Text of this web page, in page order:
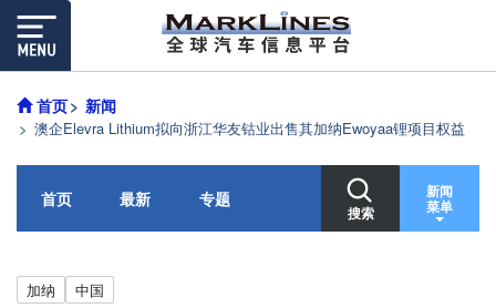
首页 新闻
澳企Elevra Lithium拟向浙江华友钴业出售其加纳Ewoyaa锂项目权益
首页 最新 专题
搜索
新闻
菜单
加纳 中国